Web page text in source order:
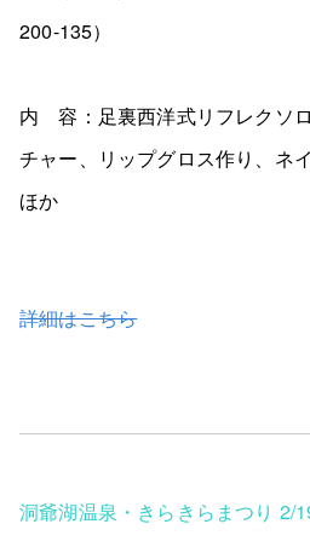
200-135）
内 容：足裏西洋式リフレクソ
チャー、リップグロス作り、ネ
ほか
詳細はこちら
洞爺湖温泉・きらきらまつり 2/